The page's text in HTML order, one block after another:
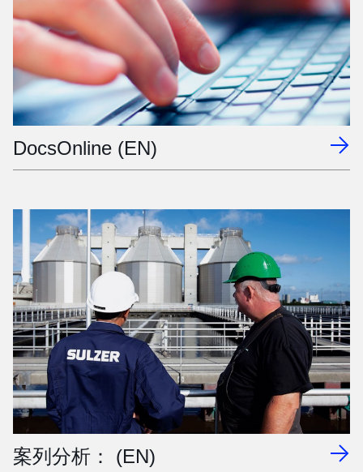
DocsOnline (EN)
案列分析： (EN)